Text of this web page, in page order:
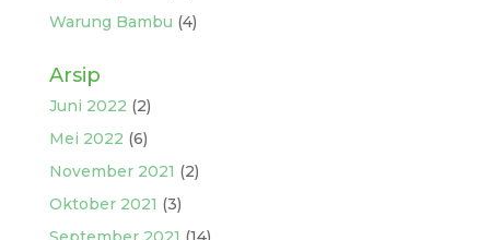
Warung Bambu (4)
Arsip
Juni 2022 (2)
Mei 2022 (6)
November 2021 (2)
Oktober 2021 (3)